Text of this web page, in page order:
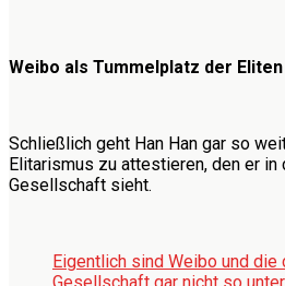
Weibo als Tummelplatz der Eliten
Schließlich geht Han Han gar so
Elitarismus zu attestieren, den er in
Gesellschaft sieht.
Eigentlich sind Weibo und die